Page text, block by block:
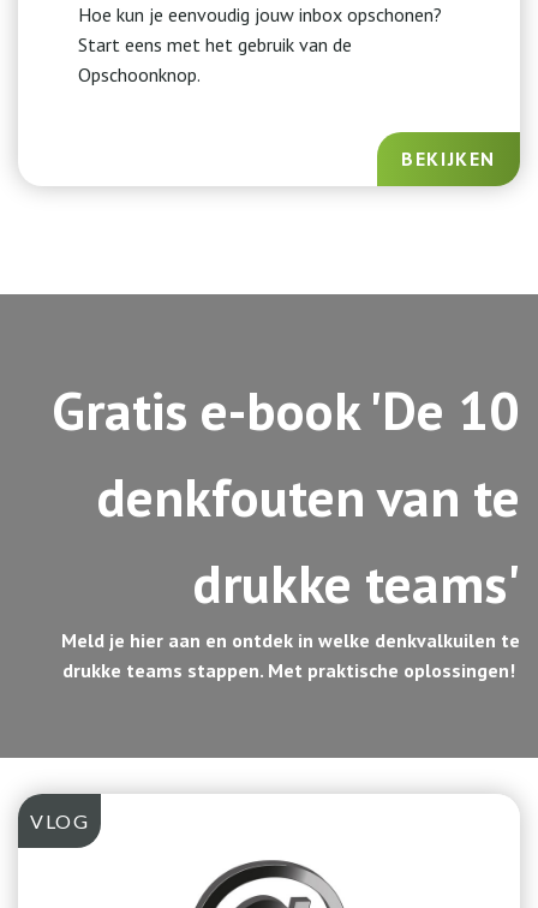
Hoe kun je eenvoudig jouw inbox opschonen?
Start eens met het gebruik van de
Opschoonknop.
BEKIJKEN
Gratis e-book 'De 10
denkfouten van te
drukke teams'
Meld je hier aan en ontdek in welke denkvalkuilen te
drukke teams stappen. Met praktische oplossingen!
VLOG